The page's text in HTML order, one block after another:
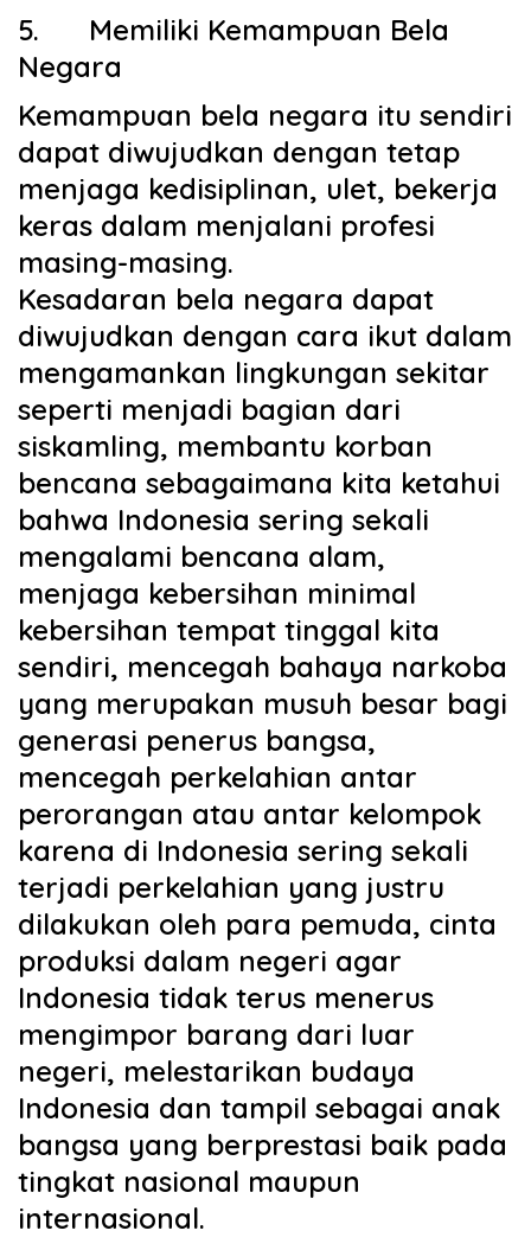
5.
Memiliki Kemampuan Bela
Negara
Kemampuan bela negara itu sendiri
dapat diwujudkan dengan tetap
menjaga kedisiplinan, ulet, bekerja
keras dalam menjalani profesi
masing-masing.
Kesadaran bela negara dapat
diwujudkan dengan cara ikut dalam
mengamankan lingkungan sekitar
seperti menjadi bagian dari
siskamling, membantu korban
bencana sebagaimana kita ketahui
bahwa Indonesia sering sekali
mengalami bencana alam,
menjaga kebersihan minimal
kebersihan tempat tinggal kita
sendiri, mencegah bahaya narkoba
yang merupakan musuh besar bagi
generasi penerus bangsa,
mencegah perkelahian antar
perorangan atau antar kelompok
karena di Indonesia sering sekali
terjadi perkelahian yang justru
dilakukan oleh para pemuda, cinta
produksi dalam negeri agar
Indonesia tidak terus menerus
mengimpor barang dari luar
negeri, melestarikan budaya
Indonesia dan tampil sebagai anak
bangsa yang berprestasi baik pada
tingkat nasional maupun
internasional.